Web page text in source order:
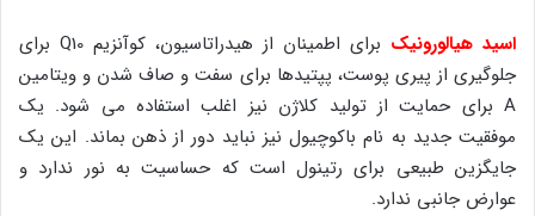
اسید هیالورونیک
برای اطمینان از هیدراتاسیون، کوآنزیم Q10 برای
جلوگیری از پیری پوست، پپتیدها برای سفت و صاف شدن و ویتامین
A برای حمایت از تولید کلاژن نیز اغلب استفاده می شود. یک
موفقیت جدید به نام باکوچیول نیز نباید دور از ذهن بماند. این یک
جایگزین طبیعی برای رتینول است که حساسیت به نور ندارد و
عوارض جانبی ندارد.